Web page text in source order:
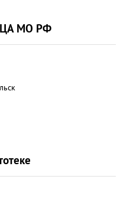
в боях по
расширению
задачами справился.
заместителя
За выслугу в
представляю
ЦА МО РФ